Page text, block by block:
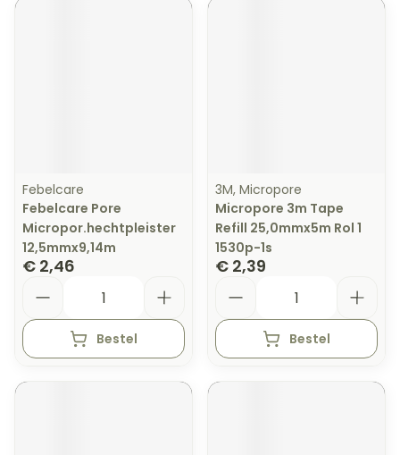
Febelcare
Febelcare Pore
Micropor.hechtpleister
12,5mmx9,14m
€ 2,46
Bestel
3M, Micropore
Micropore 3m Tape
Refill 25,0mmx5m Rol 1
1530p-1s
€ 2,39
Bestel